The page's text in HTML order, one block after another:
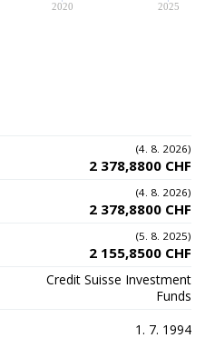
2020 2025
(4. 8. 2026)
2 378,8800 CHF
(4. 8. 2026)
2 378,8800 CHF
(5. 8. 2025)
2 155,8500 CHF
Credit Suisse Investment
Funds
1. 7. 1994